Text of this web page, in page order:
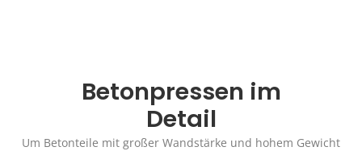
Betonpressen im
Detail
Um Betonteile mit großer Wandstärke und hohem Gewicht